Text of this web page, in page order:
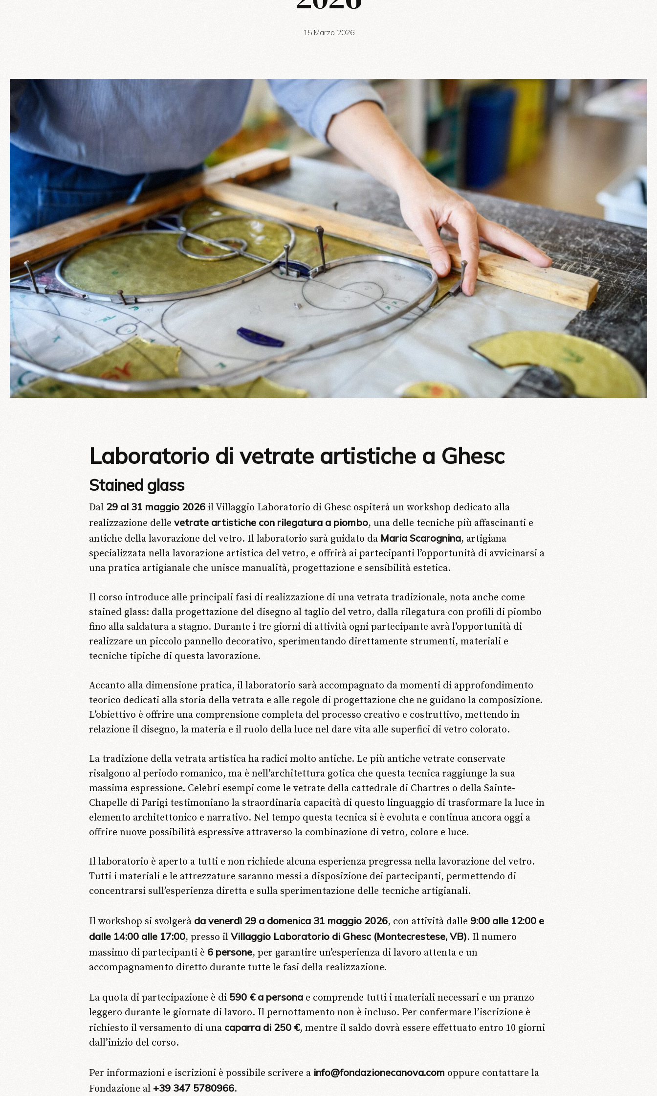
15 Marzo 2026
Laboratorio di vetrate artistiche a Ghesc
Stained glass
Dal 29 al 31 maggio 2026 il Villaggio Laboratorio di Ghesc ospiterà un workshop dedicato alla
realizzazione dellevetrate artistiche con rilegatura a piombo, una delle tecniche più affascinanti e
antiche della lavorazione del vetro. Il laboratorio sarà guidato da Maria Scarognina, artigiana
specializzata nella lavorazione artistica del vetro, e offrirà ai partecipanti l’opportunità di avvicinarsi a
una pratica artigianale che unisce manualità, progettazione e sensibilità estetica.
Il corso introduce alle principali fasi di realizzazione di una vetrata tradizionale, nota anche come
stained glass: dalla progettazione del disegno al taglio del vetro, dalla rilegatura con profili di piombo
fino alla saldatura a stagno. Durante i tre giorni di attività ogni partecipante avrà l’opportunità di
realizzare un piccolo pannello decorativo, sperimentando direttamente strumenti, materiali e
tecniche tipiche di questa lavorazione.
Accanto alla dimensione pratica, il laboratorio sarà accompagnato da momenti di approfondimento
teorico dedicati alla storia della vetrata e alle regole di progettazione che ne guidano la composizione.
L’obiettivo è offrire una comprensione completa del processo creativo e costruttivo, mettendo in
relazione il disegno, la materia e il ruolo della luce nel dare vita alle superfici di vetro colorato.
La tradizione della vetrata artistica ha radici molto antiche. Le più antiche vetrate conservate
risalgono al periodo romanico, ma è nell’architettura gotica che questa tecnica raggiunge la sua
massima espressione. Celebri esempi come le vetrate della cattedrale di Chartres o della Sainte-
Chapelle di Parigi testimoniano la straordinaria capacità di questo linguaggio di trasformare la luce in
elemento architettonico e narrativo. Nel tempo questa tecnica si è evoluta e continua ancora oggi a
offrire nuove possibilità espressive attraverso la combinazione di vetro, colore e luce.
Il laboratorio è aperto a tutti e non richiede alcuna esperienza pregressa nella lavorazione del vetro.
Tutti i materiali e le attrezzature saranno messi a disposizione dei partecipanti, permettendo di
concentrarsi sull’esperienza diretta e sulla sperimentazione delle tecniche artigianali.
Il workshop si svolgerà da venerdì 29 a domenica 31 maggio 2026, con attività dalle 9:00 alle 12:00 e
dalle 14:00 alle 17:00, presso ilVillaggio Laboratorio di Ghesc (Montecrestese, VB). Il numero
massimo di partecipanti è 6 persone, per garantire un’esperienza di lavoro attenta e un
accompagnamento diretto durante tutte le fasi della realizzazione.
La quota di partecipazione è di 590 € a persona e comprende tutti i materiali necessari e un pranzo
leggero durante le giornate di lavoro. Il pernottamento non è incluso. Per confermare l’iscrizione è
richiesto il versamento di una caparra di 250 €, mentre il saldo dovrà essere effettuato entro 10 giorni
dall’inizio del corso.
Per informazioni e iscrizioni è possibile scrivere a info@fondazionecanova.com oppure contattare la
Fondazione al +39 347 5780966.